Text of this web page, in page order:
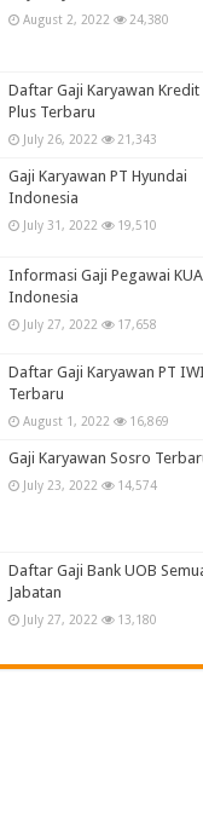
August 2, 2022 24,380
Daftar Gaji Karyawan Kredit
Plus Terbaru
July 26, 2022 21,343
Gaji Karyawan PT Hyundai
Indonesia
July 31, 2022 19,510
Informasi Gaji Pegawai
Indonesia
July 27, 2022 17,658
Daftar Gaji Karyawan PT
Terbaru
August 1, 2022 16,869
Gaji Karyawan Sosro
July 23, 2022 14,574
Daftar Gaji Bank UOB
Jabatan
July 27, 2022 13,180